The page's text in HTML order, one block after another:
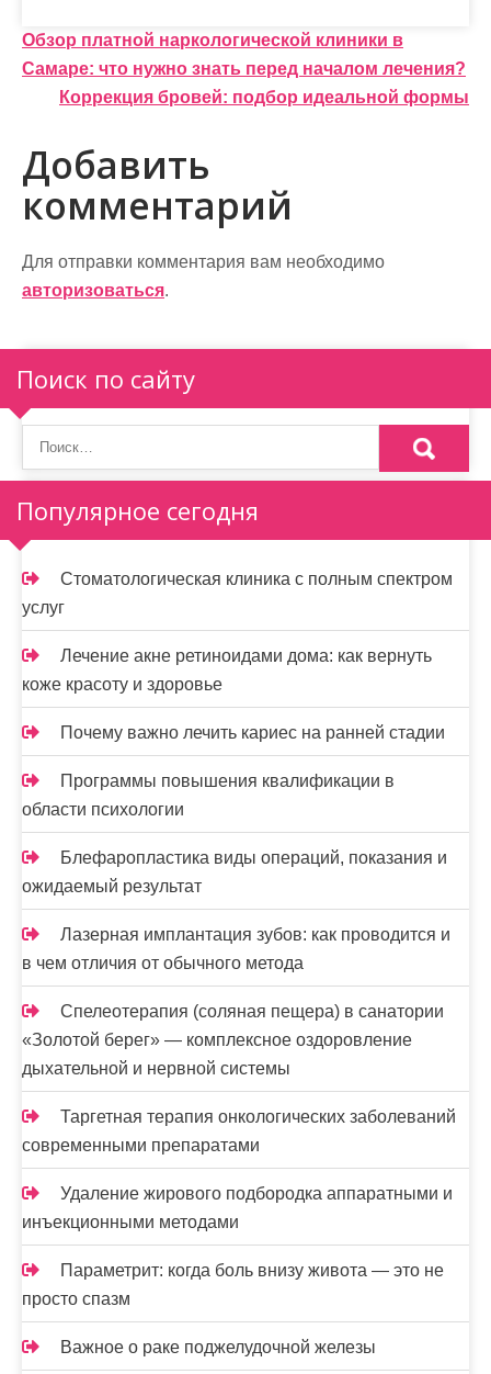
Н
а
и
г
а
ц
я
п
о
з
а
п
и
с
я
м
Обзор платной наркологической клиники в
Самаре: что нужно знать перед началом лечения?
Коррекция бровей: подбор идеальной формы
Добавить
комментарий
Для отправки комментария вам необходимо
авторизоваться.
Поиск по сайту
Популярное сегодня
Стоматологическая клиника с полным спектром
услуг
Лечение акне ретиноидами дома: как вернуть
коже красоту и здоровье
Почему важно лечить кариес на ранней стадии
Программы повышения квалификации в
области психологии
Блефаропластика виды операций, показания и
ожидаемый результат
Лазерная имплантация зубов: как проводится и
в чем отличия от обычного метода
Спелеотерапия (соляная пещера) в санатории
«Золотой берег» — комплексное оздоровление
дыхательной и нервной системы
Таргетная терапия онкологических заболеваний
современными препаратами
Удаление жирового подбородка аппаратными и
инъекционными методами
Параметрит: когда боль внизу живота — это не
просто спазм
Важное о раке поджелудочной железы